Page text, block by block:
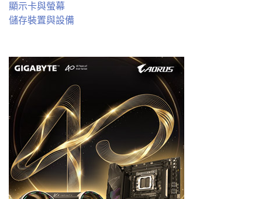
顯示卡與螢幕
儲存裝置與設備